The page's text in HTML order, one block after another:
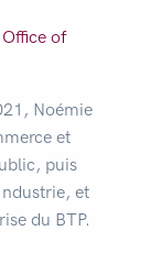
of
Noémie
et
puis
et
du BTP.